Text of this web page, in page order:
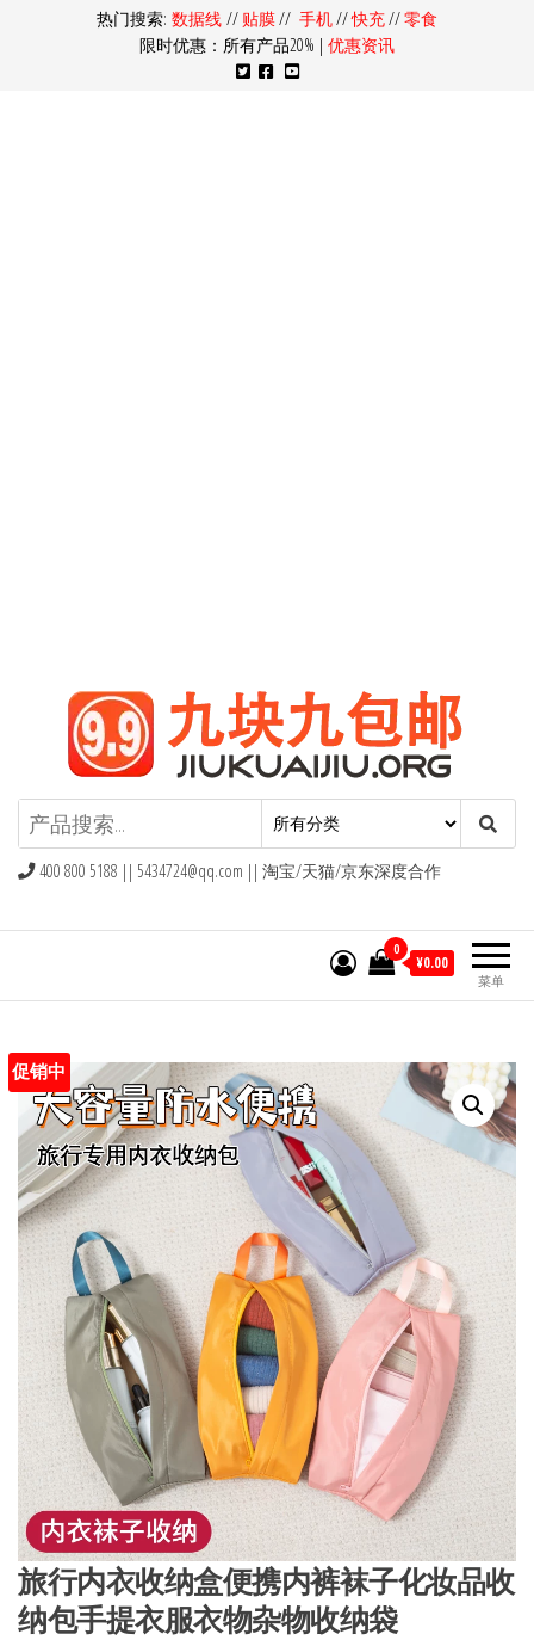
热门搜索: 数据线 // 贴膜// 手机//快充//零食
限时优惠：所有产品20% | 优惠资讯
九块九包邮,9块9包邮,9.9元包邮,九
块九官网
400 800 5188 || 5434724@qq.com || 淘宝/天猫/京东深度合作
菜单
0
¥0.00
促销中
旅行内衣收纳盒便携内裤袜子化妆品收
纳包手提衣服衣物杂物收纳袋